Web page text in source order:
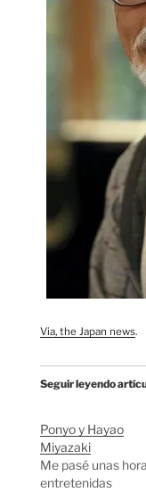
Via, the Japan news.
Seguir leyendo
Ponyo y Hayao
Miyazaki
Me pasé unas
entretenidas